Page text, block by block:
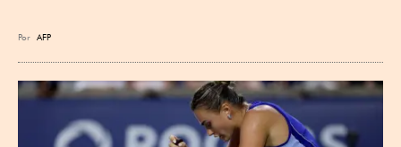
Por AFP